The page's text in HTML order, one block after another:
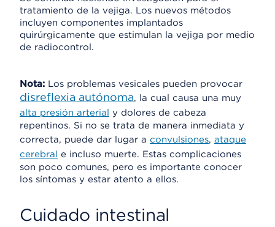
tratamiento de la vejiga. Los nuevos métodos
incluyen componentes implantados
quirúrgicamente que estimulan la vejiga por medio
de radiocontrol.
Nota: Los problemas vesicales pueden provocar
disreflexia autónoma, la cual causa una muy
alta presión arterial y dolores de cabeza
repentinos. Si no se trata de manera inmediata y
correcta, puede dar lugar a convulsiones, ataque
cerebral e incluso muerte. Estas complicaciones
son poco comunes, pero es importante conocer
los síntomas y estar atento a ellos.
Cuidado intestinal